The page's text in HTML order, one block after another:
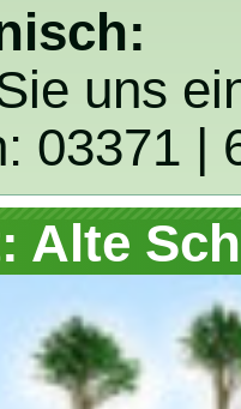
uns
03371 |
Alte